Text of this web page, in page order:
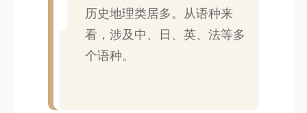
历史地理类居多。从语种来
看，涉及中、日、英、法等多
个语种。